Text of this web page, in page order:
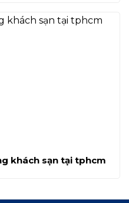
khách sạn tại tphcm